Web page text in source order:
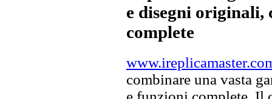
e disegni originali,
complete
combinare una vasta